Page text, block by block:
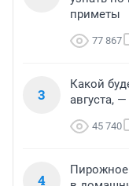
приметы
77 867
3
Какой
августа,
45 740
4
Пирожное